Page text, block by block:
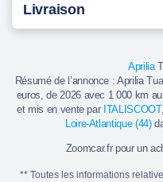
Livraison
Aprilia
Résumé de l’annonce : Aprilia
euros, de 2026 avec 1 000 km
et mis en vente par ITALISCOOT
Loire-Atlantique (44)
Zoomcar.fr pour un
** Toutes les informations